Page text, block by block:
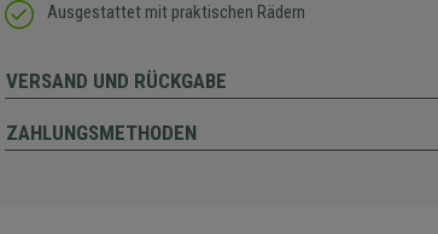
Ausgestattet mit praktischen Rädern
VERSAND UND RÜCKGABE
ZAHLUNGSMETHODEN